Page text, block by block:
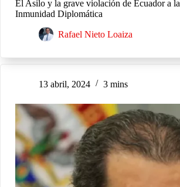
El Asilo y la grave violación de Ecuador a la
Inmunidad Diplomática
Rafael Nieto Loaiza
13 abril, 2024 3 mins